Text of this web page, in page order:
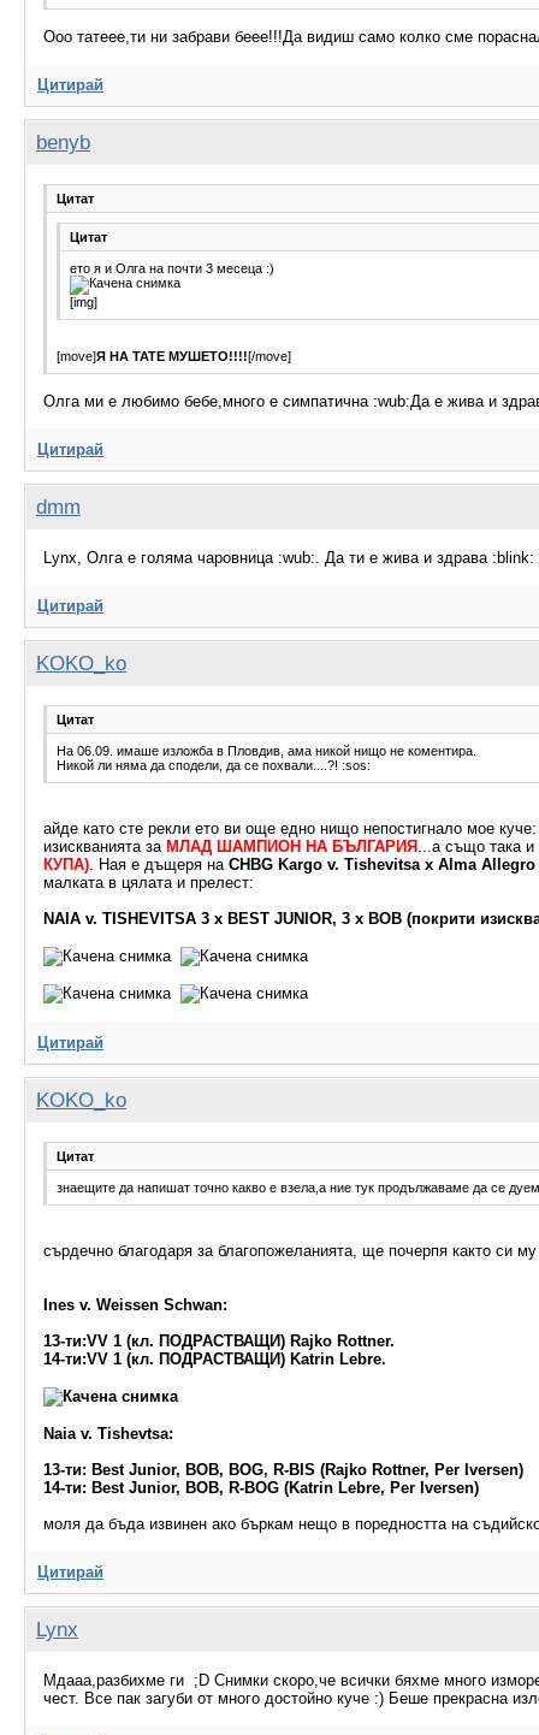
Ооо татеее,ти ни забрави беее!!!Да видиш само колко сме
Цитирай
benyb
Цитат
Цитат
ето я и Олга на почти 3 месеца :)
[img]
[move]Я НА ТАТЕ МУШЕТО!!!![/move]
Олга ми е любимо бебе,много е симпатична :wub:Да е жива и
Цитирай
dmm
Lynx, Олга е голяма чаровница :wub:. Да ти е жива и здрава :blink:
Цитирай
KOKO_ko
Цитат
На 06.09. имаше изложба в Пловдив, ама никой нищо не коментира.
Никой ли няма да сподели, да се похвали....?! :sos:
айде като сте рекли ето ви още едно нищо непостигнало мое
изискванията за МЛАД ШАМПИОН НА БЪЛГАРИЯ ...а също така и
КУПА). Ная е дъщеря на CHBG Kargo v. Tishevitsa x Alma Allegro
малката в цялата и прелест:
NAIA v. TISHEVITSA 3 x BEST JUNIOR, 3 x BOB (покрити
Цитирай
KOKO_ko
Цитат
знаещите да напишат точно какво е взела,а ние тук продължаваме да се
сърдечно благодаря за благопожеланията, ще почерпя както си
Ines v. Weissen Schwan:
13-ти:VV 1 (кл. ПОДРАСТВАЩИ) Rajko Rottner.
14-ти:VV 1 (кл. ПОДРАСТВАЩИ) Katrin Lebre.
Naia v. Tishevtsa:
13-ти: Best Junior, BOB, BOG, R-BIS (Rajko Rottner, Per Iversen)
14-ти: Best Junior, BOB, R-BOG (Katrin Lebre, Per Iversen)
моля да бъда извинен ако бъркам нещо в поредността на
Цитирай
Lynx
Мдааа,разбихме ги ;D Снимки скоро,че всички бяхме много
чест. Все пак загуби от много достойно куче :) Беше прекрасна